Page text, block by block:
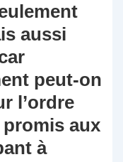
aussi
peut-on
l’ordre
aux
à